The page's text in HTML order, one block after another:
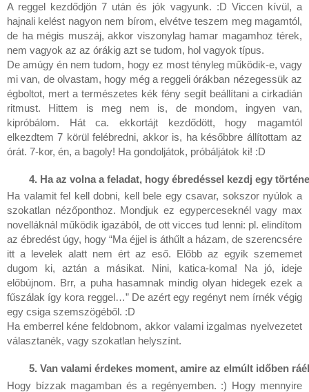
A reggel kezdődjön 7 után és jók vagyunk. :D Viccen kívül, a
hajnali kelést nagyon nem bírom, elvétve teszem meg magamtól,
de ha mégis muszáj, akkor viszonylag hamar magamhoz térek,
nem vagyok az az órákig azt se tudom, hol vagyok típus.
De amúgy én nem tudom, hogy ez most tényleg működik-e, vagy
mi van, de olvastam, hogy még a reggeli órákban nézegessük az
égboltot, mert a természetes kék fény segít beállítani a cirkadián
ritmust. Hittem is meg nem is, de mondom, ingyen van,
kipróbálom. Hát ca. ekkortájt kezdődött, hogy magamtól
elkezdtem 7 körül felébredni, akkor is, ha későbbre állítottam az
órát. 7-kor, én, a bagoly! Ha gondoljátok, próbáljátok ki! :D
Ha az volna a feladat, hogy ébredéssel kezdj egy
Ha valamit fel kell dobni, kell bele egy csavar, sokszor nyúlok a
szokatlan nézőponthoz. Mondjuk ez egyperceseknél vagy max
novelláknál működik igazából, de ott vicces tud lenni: pl. elindítom
az ébredést úgy, hogy “Ma éjjel is áthűlt a házam, de szerencsére
itt a levelek alatt nem ért az eső. Előbb az egyik szememet
dugom ki, aztán a másikat. Nini, katica-koma! Na jó, ideje
előbújnom. Brr, a puha hasamnak mindig olyan hidegek ezek a
fűszálak így kora reggel…” De azért egy regényt nem írnék végig
egy csiga szemszögéből. :D
Ha emberrel kéne feldobnom, akkor valami izgalmas nyelvezetet
választanék, vagy szokatlan helyszínt.
Van valami érdekes moment, amire az elmúlt időben
Hogy bízzak magamban és a regényemben. :) Hogy mennyire